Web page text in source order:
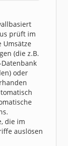
prüft im
(die z.B.
oder
die im
auslösen